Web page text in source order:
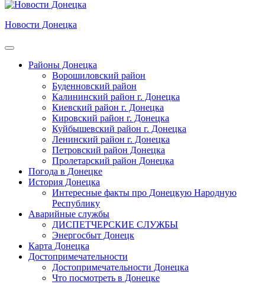
Новости Донецка
Районы Донецка
Ворошиловский район
Буденновский район
Калининский район г. Донецка
Киевский район г. Донецка
Кировский район г. Донецка
Куйбышевский район г. Донецка
Ленинский район г. Донецка
Петровский район Донецка
Пролетарский район Донецка
Погода в Донецке
История Донецка
Интересные факты про Донецкую Народную
Республику
Аварийные службы
ДИСПЕТЧЕРСКИЕ СЛУЖБЫ
Энергосбыт Донецк
Карта Донецка
Достопримечательности
Достопримечательности Донецка
Что посмотреть в Донецке